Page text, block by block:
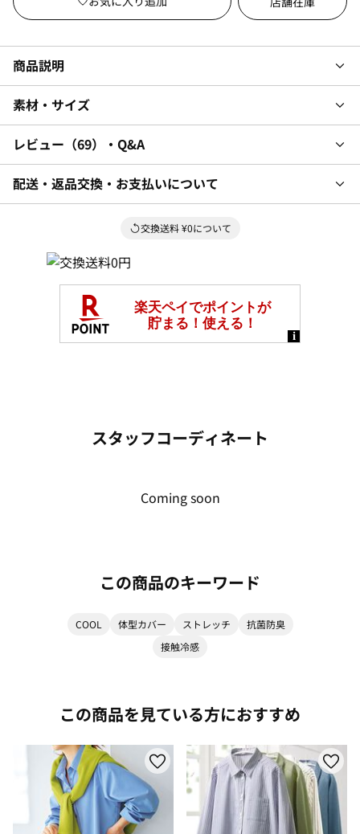
商品説明
素材・サイズ
レビュー 69 ・Q&A
配送・返品交換・お支払いについて
交換送料 ¥0について
スタッフコーディネート
Coming soon
この商品のキーワード
COOL 体型カバー ストレッチ
抗菌防臭
接触冷感
この商品を見ている方におすすめ